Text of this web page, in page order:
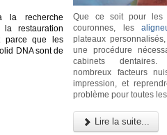
la recherche
restauration
parce que les
DNA sont de
Que ce soit pour les
couronnes, les
plateaux
une procédure
cabinets dentaires.
nombreux facteurs
impression, et
problème pour toutes
Lire la suite...